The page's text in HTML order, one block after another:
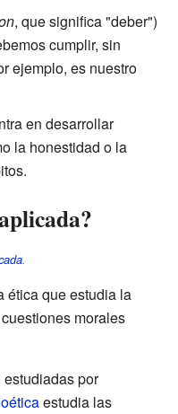
, que significa "deber")
cumplir, sin
ejemplo, es nuestro
en desarrollar
la honestidad o la
.
ética que estudia la
morales
por
estudia las